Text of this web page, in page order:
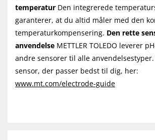
temperatur Den integrerede
garanterer, at du altid måler med den
temperaturkompensering. Den rette
anvendelse METTLER TOLEDO leverer
andre sensorer til alle
sensor, der passer bedst til dig, her:
www.mt.com/electrode-guide